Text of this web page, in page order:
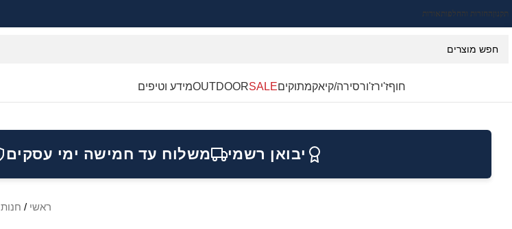
תקנוןהחזרות והחלפותאודות
חוףז'ירז'ורסירה/קיאקמתוקיםSALE
OUTDOORמידע וטיפים
יבואן רשמי משלוח עד חמישה ימי עסקים
ראשי / חנות